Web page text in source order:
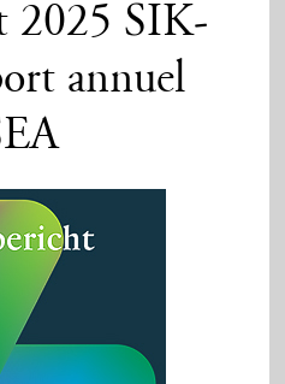
2025 SIK-
annuel